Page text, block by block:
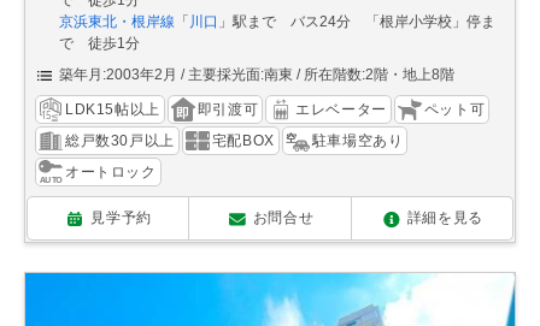
京浜東北・根岸線 「 川口 」駅まで バス24分 「根岸小学校」停ま
で 徒歩1分
築年月:2003年2月
主要採光面:南東 所在階数:2階・地上8階
LDK15帖以上 即引渡可 エレベーター
ペット可
総戸数30戸以上
宅配BOX
駐車場空あり
オートロック
見学予約 お問合せ 詳細を見る